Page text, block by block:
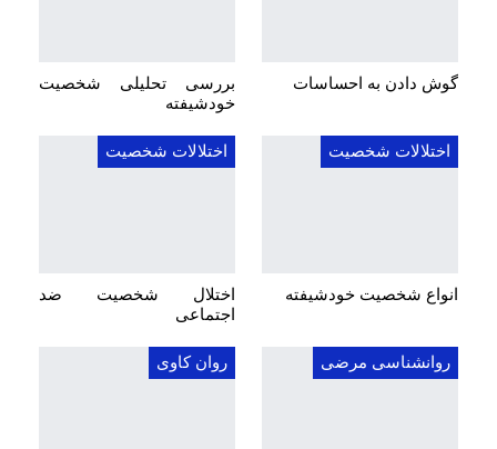
گوش دادن به احساسات
بررسی تحلیلی شخصیت
خودشیفته
اختلالات شخصیت
انواع شخصیت خودشیفته
اختلالات شخصیت
اختلال شخصیت ضد
اجتماعی
روانشناسی مرضی روان کاوی